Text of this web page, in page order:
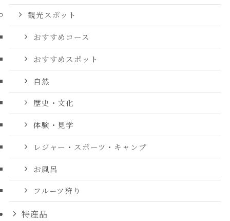
観光スポット
おすすめコース
おすすめスポット
自然
歴史・文化
体験・見学
レジャー・スポーツ・キャンプ
お風呂
フルーツ狩り
特産品